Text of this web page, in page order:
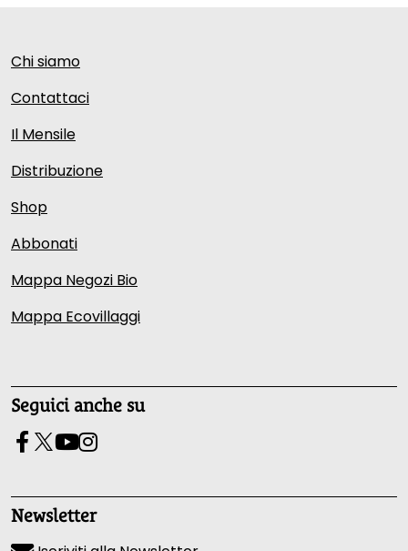
Chi siamo
Contattaci
Il Mensile
Distribuzione
Shop
Abbonati
Mappa Negozi Bio
Mappa Ecovillaggi
Seguici anche su
Newsletter